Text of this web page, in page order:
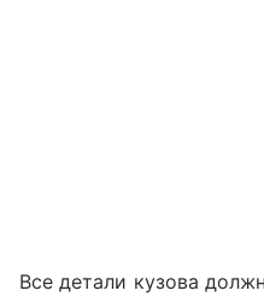
Все детали кузова